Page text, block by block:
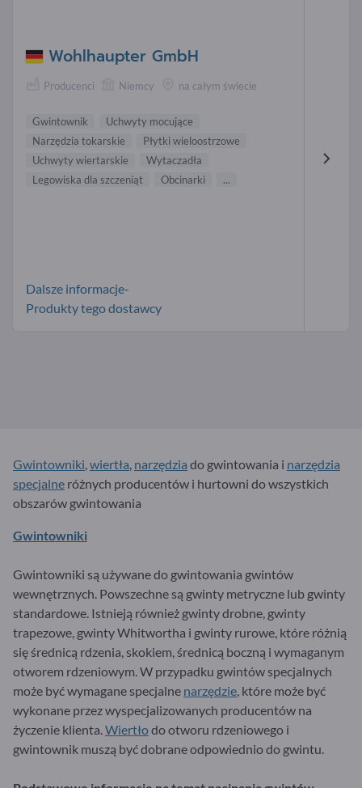
Wohlhaupter GmbH
Producenci Niemcy na całym świecie
Gwintownik
Uchwyty mocujące
Narzędzia tokarskie
Płytki wieloostrzowe
Uchwyty wiertarskie
Wytaczadła
Legowiska dla szczeniąt
Obcinarki ...
Dalsze informacje-
Produkty tego dostawcy
Gwintowniki,wiertła, narzędzia do gwintowania i narzędzia
specjalne różnych producentów i hurtowni do wszystkich
obszarów gwintowania
Gwintowniki
Gwintowniki są używane do gwintowania gwintów
wewnętrznych. Powszechne są gwinty metryczne lub gwinty
standardowe. Istnieją również gwinty drobne, gwinty
trapezowe, gwinty Whitwortha i gwinty rurowe, które różnią
się średnicą rdzenia, skokiem, średnicą boczną i wymaganym
otworem rdzeniowym. W przypadku gwintów specjalnych
może być wymagane specjalne narzędzie, które może być
wykonane przez wyspecjalizowanych producentów na
życzenie klienta.Wiertłodo otworu rdzeniowego i
gwintownik muszą być dobrane odpowiednio do gwintu.